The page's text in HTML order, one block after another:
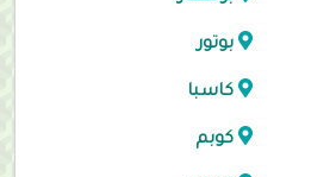
بوتور
كاسبا
كوبم